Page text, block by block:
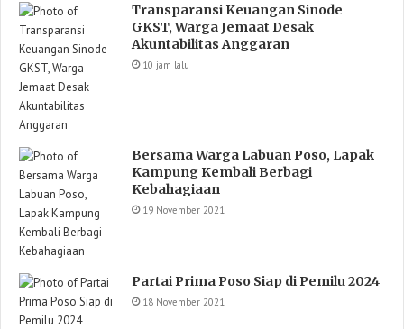
Transparansi Keuangan Sinode
GKST, Warga Jemaat Desak
Akuntabilitas Anggaran
10 jam lalu
Bersama Warga Labuan Poso, Lapak
Kampung Kembali Berbagi
Kebahagiaan
19 November 2021
Partai Prima Poso Siap di Pemilu 2024
18 November 2021